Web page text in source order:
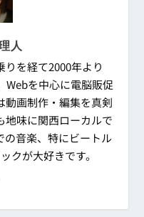
人
りを経て2000年より
Webを中心に電脳販促
動画制作・編集を真剣
地味に関西ローカルで
音楽、特にビートル
クが大好きです。